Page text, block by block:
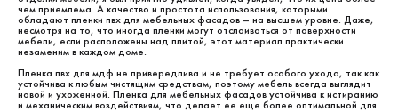
чем приемлема. А качество и простота использования, которыми
обладают пленки пвх для мебельных фасадов – на высшем уровне. Даже,
несмотря на то, что иногда пленки могут отслаиваться от поверхности
мебели, если расположены над плитой, этот материал практически
незаменим в каждом доме.
Пленка пвх для мдф не привередлива и не требует особого ухода, так как
устойчива к любым чистящим средствам, поэтому мебель всегда выглядит
новой и ухоженной. Пленка для мебельных фасадов устойчива к истиранию
и механическим воздействиям, что делает ее еще более оптимальной для